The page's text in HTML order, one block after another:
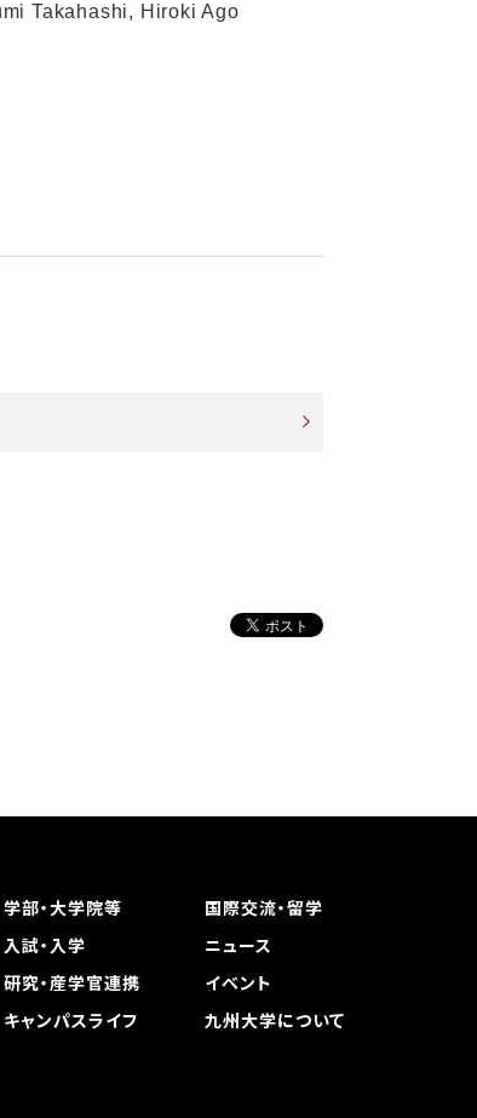
Takahashi, Hiroki Ago
学部・大学院等
国際交流・留学
入試・入学
ニュース
研究・産学官連携
イベント
キャンパスライフ 九州大学について